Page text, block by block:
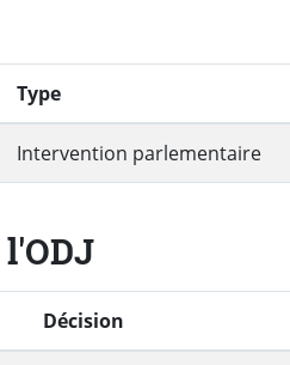
Type
Intervention parlementaire
Décision